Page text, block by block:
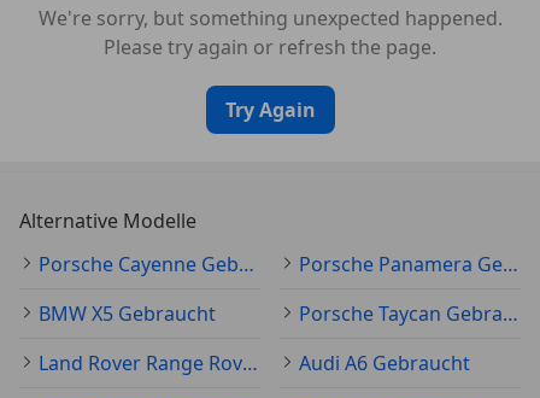
Schnittstelle
Wegfahrsperre
We're sorry, but something unexpected happened.
Please try again or refresh the page.
Try Again
Alternative Modelle
Porsche Cayenne Gebraucht
Porsche Panamera Gebraucht
BMW X5 Gebraucht
Porsche Taycan Gebraucht
Land Rover Range Rover Velar Gebraucht
Audi A6 Gebraucht